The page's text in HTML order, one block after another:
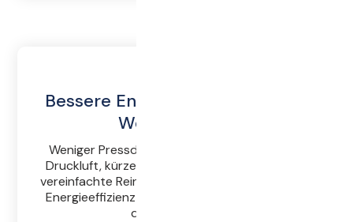
Bessere Energieeffizienz - Hohe
Werthaltigkeit
Weniger Pressdruck und bis zu 50 % weniger
Druckluft, kürzere Presszeiten, schnellere und
vereinfachte Reinigung – das bedeutet bessere
Energieeffizienz und schont die Umwelt sowie
den Geldbeutel.